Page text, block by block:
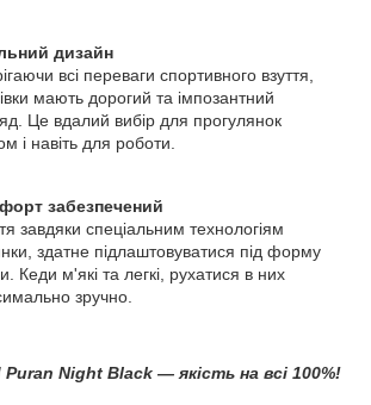
дизайн
всі переваги спортивного взуття,
мають дорогий та імпозантний
Це вдалий вибір для прогулянок
і навіть для роботи.
забезпечений
завдяки спеціальним технологіям
здатне підлаштовуватися під форму
Кеди м'які та легкі, рухатися в них
зручно.
Night Black — якість на всі 100%!